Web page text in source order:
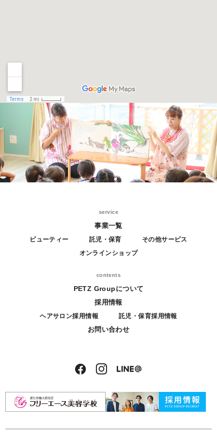
service
事業一覧
ビューティー 託児・保育
その他サービス
オンラインショップ
contents
PETZ Groupについて
採用情報
ヘアサロン採用情報 託児・保育採用情報
お問い合わせ